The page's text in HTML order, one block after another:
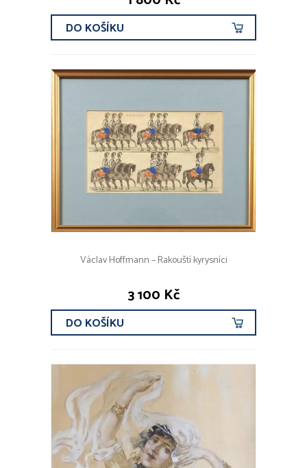
DO KOŠÍKU
Václav Hoffmann – Rakouští kyrysníci
3 100 Kč
DO KOŠÍKU